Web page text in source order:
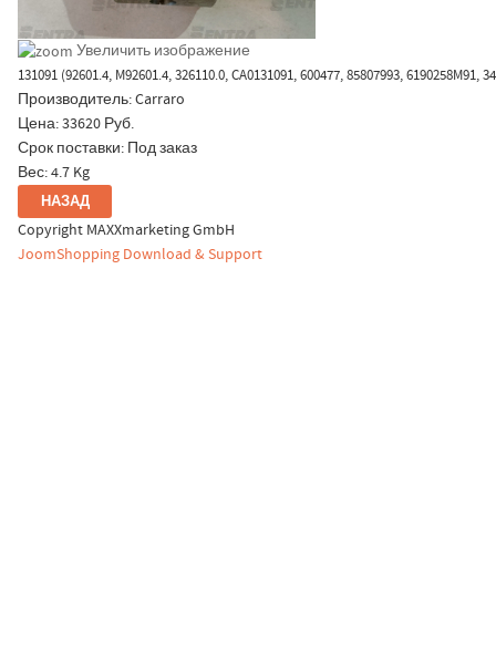
Увеличить изображение
131091 (92601.4, M92601.4, 326110.0, CA0131091, 600477, 85807993,
Производитель:Carraro
Цена:33620 Руб.
Срок поставки: Под заказ
Вес:4.7 Kg
Copyright MAXXmarketing GmbH
JoomShopping Download & Support